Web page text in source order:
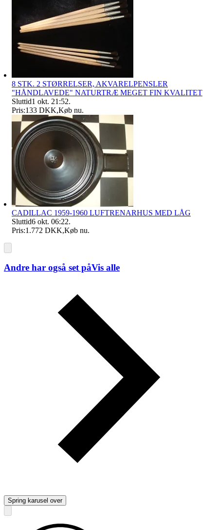
8 STK. 2 STØRRELSER, AKVARELPENSLER
"HÅNDLAVEDE" NATURTRÆ MEGET FIN KVALITET
Sluttid1 okt. 21:52.
Pris:133 DKK,Køb nu.
CADILLAC 1959-1960 LUFTRENARHUS MED LÅG
Sluttid6 okt. 06:22.
Pris:1.772 DKK,Køb nu.
Andre har også set påVis alle
Spring karusel over